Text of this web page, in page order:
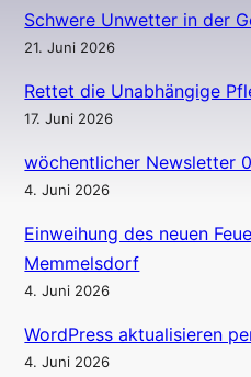
Schwere Unwetter in der
21. Juni 2026
Rettet die Unabhängige
17. Juni 2026
wöchentlicher Newsletter
4. Juni 2026
Einweihung des neuen
Memmelsdorf
4. Juni 2026
WordPress aktualisieren
4. Juni 2026